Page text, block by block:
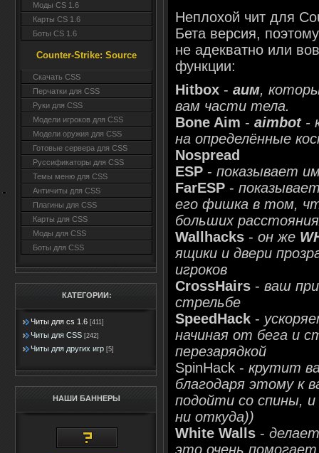
Моды CS 1.6
Карты CS 1.6
Боты CS 1.6
Counter-Strike: Source
Cкачать CSS
Перчатки для CSS
Руки для CSS
Модели игроков для CSS
Модели оружия для CSS
Готовые сервера для CSS
Руссификаторы для CSS
Темы меню для CSS
Античиты для CSS
Плагины для CSS
Карты для CSS
Моды для CSS
Боты для CSS
КАТЕГОРИИ:
Читы для cs 1.6 [411]
Читы для CSS [242]
Читы для других игр [5]
НАШИ БАННЕРЫ
Неплохой чит для
Бета версия,
не адекватно или
функции:
Hitbox - аим,
вам части тела.
Bone Aim - aimbot-
на определённые
Nospread
ESP - показывает
FarESP -
его фишка в том,
больших
Wallhacks - он же
ящики и двери
игроков
CrossHairs - ваш
стрельбе
SpeedHack -
начиная от бега и
перезарядкой
SpinHack - крутит
благодаря этому к
подойти со спины,
ни откуда))
White Walls -
это очень